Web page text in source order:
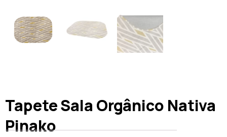
Tapete Sala Orgânico Nativa
Pinako